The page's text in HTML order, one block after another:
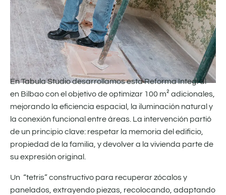
En Tabula Studio desarrollamos esta Reforma Integral
en Bilbao con el objetivo de optimizar 100 m² adicionales,
mejorando la eficiencia espacial, la iluminación natural y
la conexión funcional entre áreas. La intervención partió
de un principio clave: respetar la memoria del edificio,
propiedad de la familia, y devolver a la vivienda parte de
su expresión original.
Un “tetris” constructivo para recuperar zócalos y
panelados, extrayendo piezas, recolocando, adaptando